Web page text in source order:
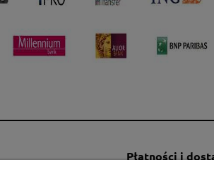
Płatności i